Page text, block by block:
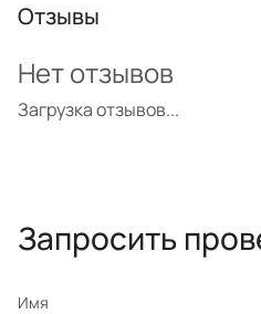
Отзывы
Загрузка отзывов...
Нет отзывов
Запросить
Имя